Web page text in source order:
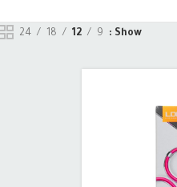
Show
9
12
18
24